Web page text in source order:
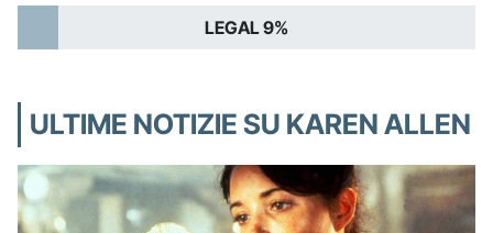
LEGAL 9%
ULTIME NOTIZIE SU KAREN ALLEN